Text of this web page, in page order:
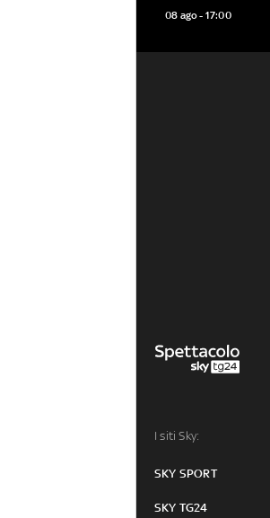
08 ago - 17:00
I siti Sky:
SKY SPORT
SKY TG24